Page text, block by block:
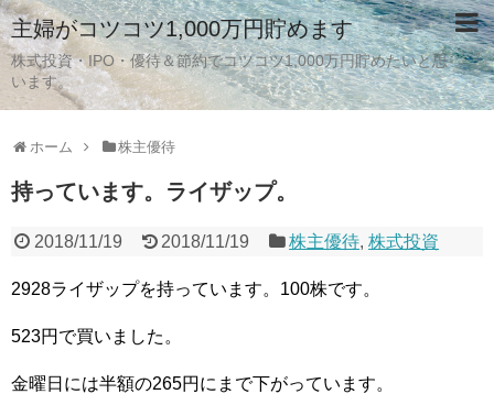
主婦がコツコツ1,000万円貯めます
株式投資・IPO・優待＆節約でコツコツ1,000万円貯めたいと思
います。
ホーム 株主優待
持っています。ライザップ。
2018/11/19 2018/11/19 株主優待,株式投資
2928ライザップを持っています。100株です。
523円で買いました。
金曜日には半額の265円にまで下がっています。